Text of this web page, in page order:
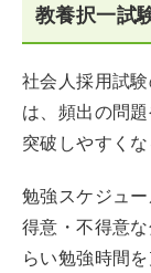
教養択一試
社会人採用試
は、頻出の問
突破しやすく
勉強スケジュ
得意・不得意
らい勉強時間